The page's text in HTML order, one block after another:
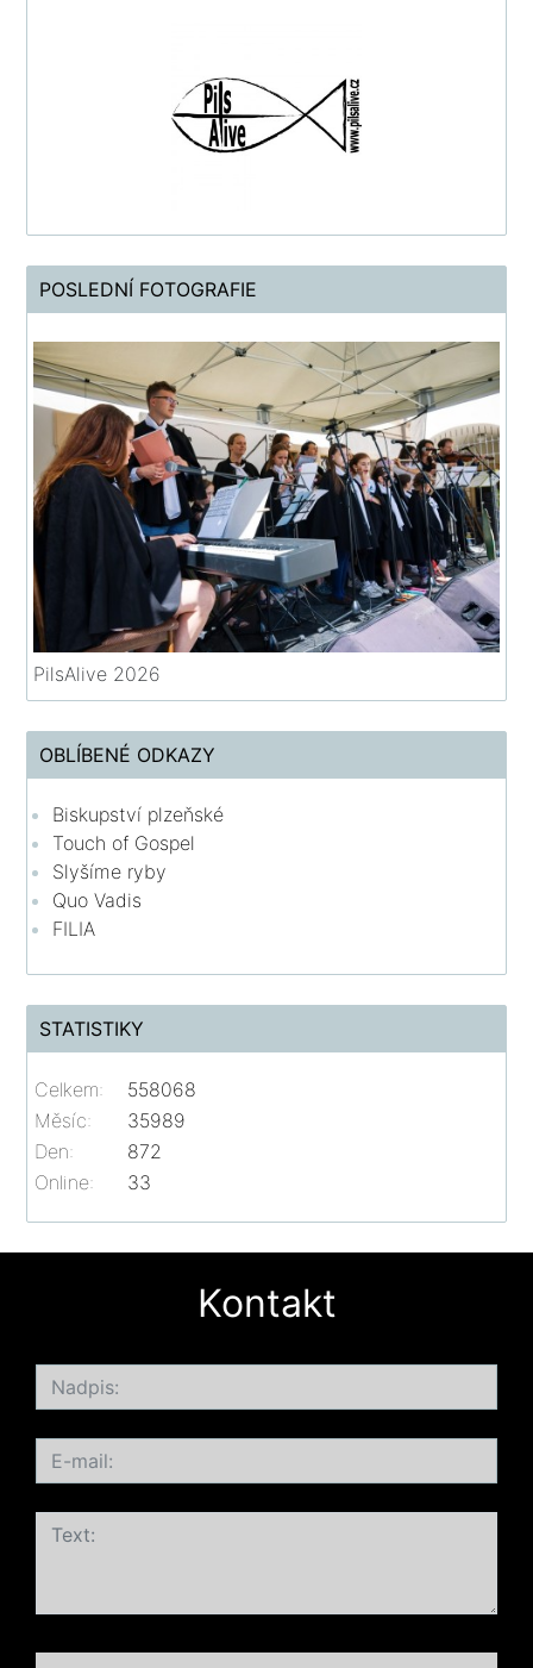
POSLEDNÍ FOTOGRAFIE
PilsAlive 2026
OBLÍBENÉ ODKAZY
Biskupství plzeňské
Touch of Gospel
Slyšíme ryby
Quo Vadis
FILIA
STATISTIKY
Online: 33
Celkem:
558068
Měsíc:
35989
Den:
872
Kontakt